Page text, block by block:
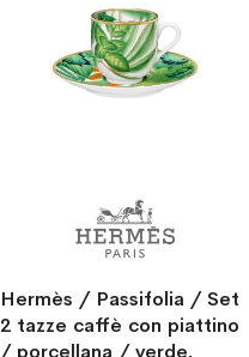
Hermès / Passifolia / Set
2 tazze caffè con piattino
/ porcellana / verde,